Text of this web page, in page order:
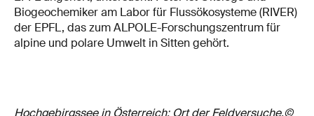
Biogeochemiker am Labor für Flussökosysteme (RIVER)
der EPFL, das zum ALPOLE-Forschungszentrum für
alpine und polare Umwelt in Sitten gehört.
Hochgebirgssee in Österreich: Ort der Feldversuche.©